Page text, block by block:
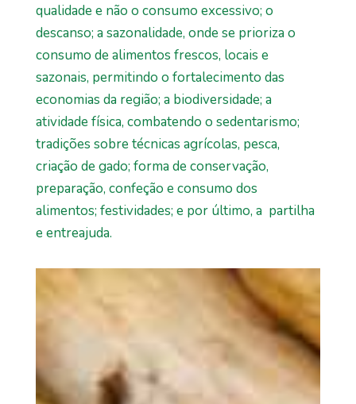
qualidade e não o consumo excessivo; o
descanso; a sazonalidade, onde se prioriza o
consumo de alimentos frescos, locais e
sazonais, permitindo o fortalecimento das
economias da região; a biodiversidade; a
atividade física, combatendo o sedentarismo;
tradições sobre técnicas agrícolas, pesca,
criação de gado; forma de conservação,
preparação, confeção e consumo dos
alimentos; festividades; e por último, a partilha
e entreajuda.